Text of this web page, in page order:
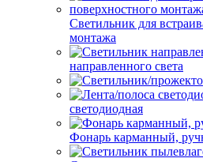
Светильник для
монтажа
направленного света
светодиодная
Фонарь карманный,